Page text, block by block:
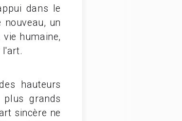
dans le
un
humaine,
l'art.
hauteurs
grands
sincère ne